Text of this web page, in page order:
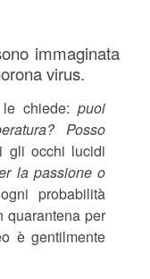
immaginata
virus.
le chiede:puoi
Posso
gli occhi lucidi
la passione o
probabilità
quarantena per
è gentilmente